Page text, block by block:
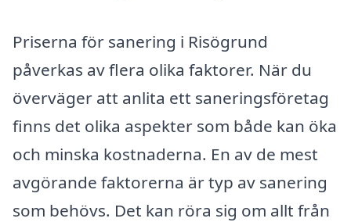
Priserna för sanering i Risögrund
påverkas av flera olika faktorer. När du
överväger att anlita ett saneringsföretag
finns det olika aspekter som både kan öka
och minska kostnaderna. En av de mest
avgörande faktorerna är typ av sanering
som behövs. Det kan röra sig om allt från